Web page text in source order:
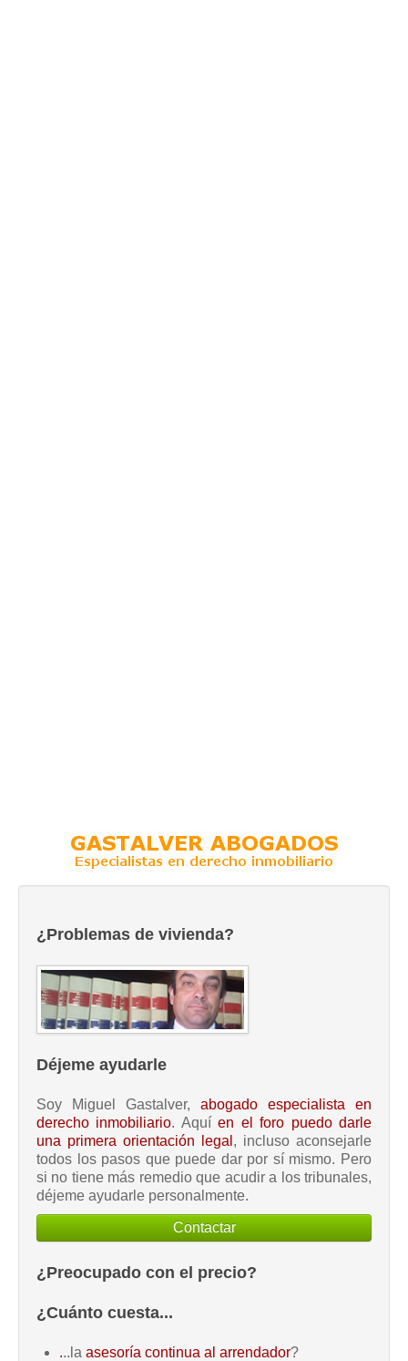
¿Problemas de vivienda?
Déjeme ayudarle
Soy Miguel Gastalver, abogado especialista en
derecho inmobiliario. Aquíen el foro puedo darle
una primera orientación legal , incluso aconsejarle
todos los pasos que puede dar por sí mismo. Pero
si no tiene más remedio que acudir a los tribunales,
déjeme ayudarle personalmente.
Contactar
¿Preocupado con el precio?
¿Cuánto cuesta...
...la asesoría continua al arrendador?